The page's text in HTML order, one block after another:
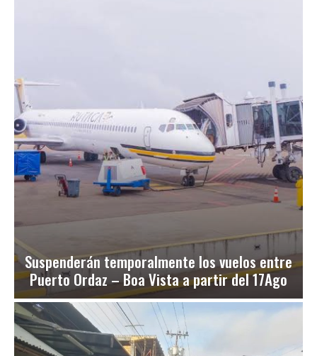
Suspenderán temporalmente los vuelos entre
Puerto Ordaz – Boa Vista a partir del 17Ago